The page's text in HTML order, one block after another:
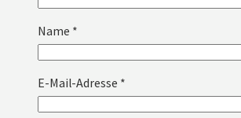
Name *
E-Mail-Adresse *